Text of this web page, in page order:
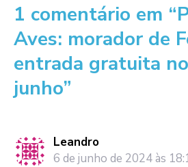
1 comentário em
Aves: morador de
entrada gratuita
junho”
Leandro
6 de junho de 2024 às